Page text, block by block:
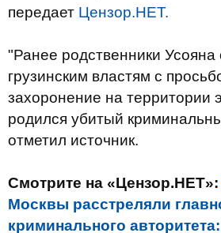
передает Цензор.НЕТ.
"Ранее родственники Усояна
грузинским властям с
захоронение на территории
родился убитый
отметил источник.
Смотрите на «Цензор.НЕТ»:
Москвы расстреляли
криминального